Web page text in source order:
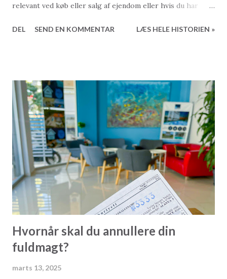
relevant ved køb eller salg af ejendom eller hvis du har
og hurtig, og alene i og omkring Alanya findes der næsten
hvem er. Sørg for, at fuldmagten er specifik og kun gælder
det formål, du ønsker. Ved boligsalg skal adressen og
registreringen fremgå tydeligt. Ved bilsalg skal
nummerplade og registrering angives. Overvej at lave en
tidsbegrænset fuldmagt, hvis det giver mening. Brug en
professionel tolk, som du forstår, og som oversætter hele
fuldmagten. Stil spørgsmål, hvis du er i tvivl – stol ikke
blindt på, hvad du får at vide. Få en kopi af den komplette
ful...
DEL SEND EN KOMMENTAR LÆS HELE HISTORIEN »
Hvornår skal du annullere din
fuldmagt?
marts 13, 2025